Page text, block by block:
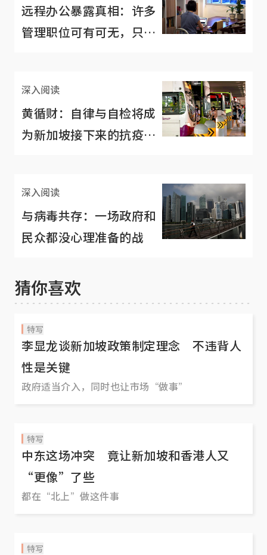
远程办公暴露真相：许多
管理职位可有可无，只供
深入阅读
黄循财：自律与自检将成
为新加坡接下来的抗疫关
深入阅读
与病毒共存：一场政府和
民众都没心理准备的战
猜你喜欢
特写
李显龙谈新加坡政策制定理念 不违背人
性是关键
政府适当介入，同时也让市场“做事”
特写
中东这场冲突 竟让新加坡和香港人又
“更像”了些
都在“北上”做这件事
特写